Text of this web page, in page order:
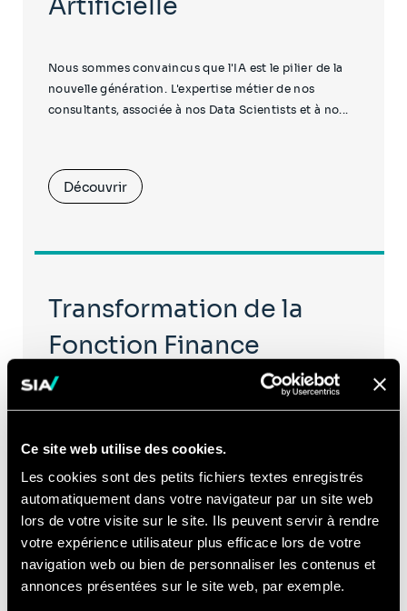
Ce site web utilise des cookies.
Les cookies sont des petits fichiers textes enregistrés
automatiquement dans votre navigateur par un site web
lors de votre visite sur le site. Ils peuvent servir à rendre
votre expérience utilisateur plus efficace lors de votre
navigation web ou bien de personnaliser les contenus et
annonces présentées sur le site web, par exemple.
Artificielle
Nous sommes convaincus que l'IA est le pilier de la
nouvelle génération. L'expertise métier de nos
consultants, associée à nos Data Scientists et à no...
Découvrir
Transformation de la
Fonction Finance
L'IA redessine la fonction Finance : prévisions
en temps réel. Sia accompagne la transformation de
Découvrir